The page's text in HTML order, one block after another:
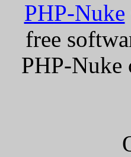
PHP-Nuke
free
PHP-Nuke